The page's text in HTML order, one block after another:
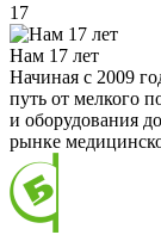
17
Нам 17 лет
Начиная с 2009
путь от мелкого
и оборудования
рынке